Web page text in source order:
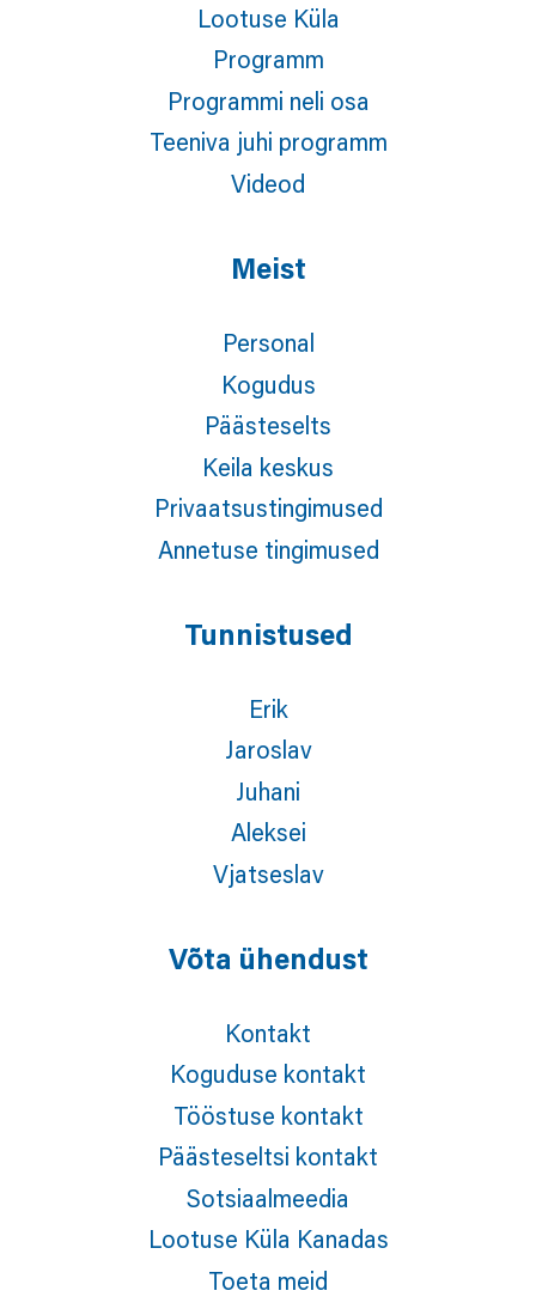
Lootuse Küla
Programm
Programmi neli osa
Teeniva juhi programm
Videod
Meist
Personal
Kogudus
Päästeselts
Keila keskus
Privaatsustingimused
Annetuse tingimused
Tunnistused
Erik
Jaroslav
Juhani
Aleksei
Vjatseslav
Võta ühendust
Kontakt
Koguduse kontakt
Tööstuse kontakt
Päästeseltsi kontakt
Sotsiaalmeedia
Lootuse Küla Kanadas
Toeta meid